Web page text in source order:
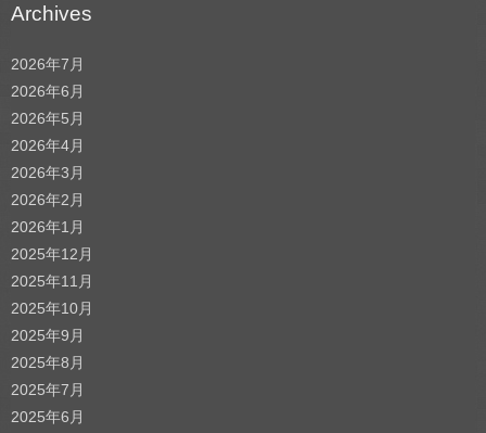
Archives
2026年7月
2026年6月
2026年5月
2026年4月
2026年3月
2026年2月
2026年1月
2025年12月
2025年11月
2025年10月
2025年9月
2025年8月
2025年7月
2025年6月